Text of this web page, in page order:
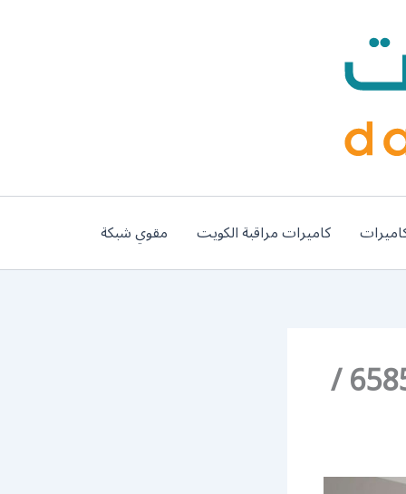
كاميرات مراقبة الكويت مقوي شبكة
رقم تفصيل مطابخ المنيوم مشرف / 65857744 /